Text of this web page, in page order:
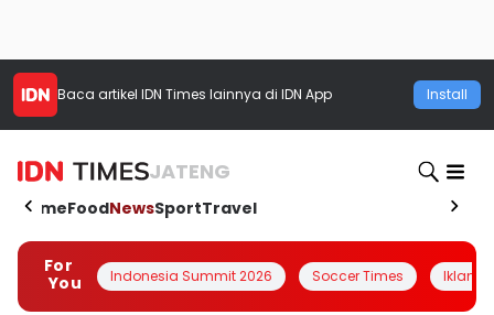
Baca artikel IDN Times lainnya di IDN App Install
JATENG
HomeFoodNewsSportTravel
For
You
Indonesia Summit 2026 Soccer Times Iklanin